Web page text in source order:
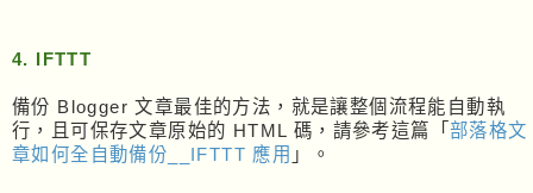
4. IFTTT
備份 Blogger 文章最佳的方法，就是讓整個流程能自動執
行，且可保存文章原始的 HTML 碼，請參考這篇「 部落格文
章如何全自動備份__IFTTT 應用 」。